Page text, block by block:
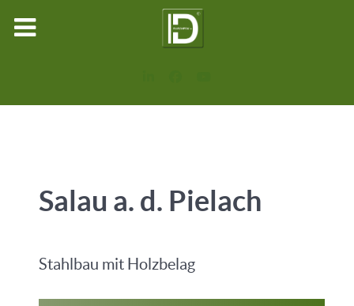
Salau a. d. Pielach
Stahlbau mit Holzbelag